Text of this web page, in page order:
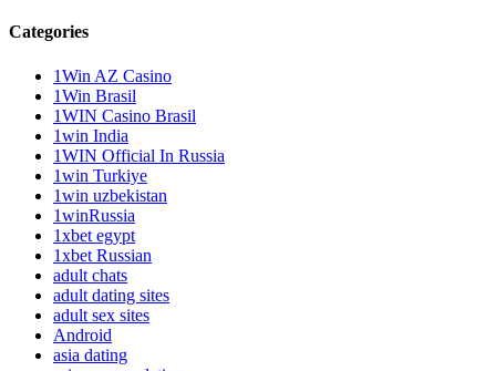
Categories
1Win AZ Casino
1Win Brasil
1WIN Casino Brasil
1win India
1WIN Official In Russia
1win Turkiye
1win uzbekistan
1winRussia
1xbet egypt
1xbet Russian
adult chats
adult dating sites
adult sex sites
Android
asia dating